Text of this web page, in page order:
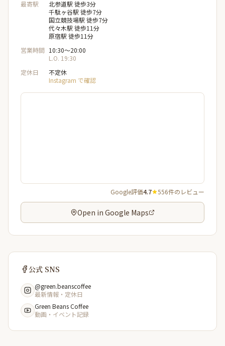
最寄駅
北参道駅 徒歩3分
千駄ヶ谷駅 徒歩7分
国立競技場駅 徒歩7分
代々木駅 徒歩11分
原宿駅 徒歩11分
営業時間 10:30〜20:00
L.O. 19:30
定休日
不定休
Instagram で確認
Google評価4.7 556件のレビュー
Open in Google Maps
公式 SNS
@green.beanscoffee
最新情報・定休日
Green Beans Coffee
動画・イベント記録